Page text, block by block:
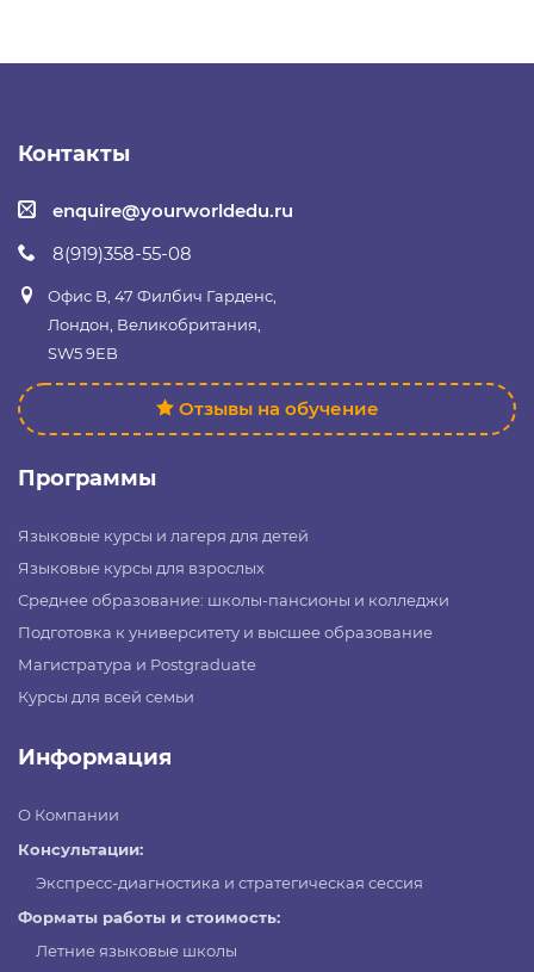
Контакты
enquire@yourworldedu.ru
8(919)358-55-08
Офис B, 47 Филбич Гарденс,
Лондон, Великобритания,
SW5 9EB
Отзывы на обучение
Программы
Языковые курсы и лагеря для детей
Языковые курсы для взрослых
Среднее образование: школы-пансионы и колледжи
Подготовка к университету и высшее образование
Магистратура и Postgraduate
Курсы для всей семьи
Информация
О Компании
Консультации:
Экспресс-диагностика и стратегическая сессия
Форматы работы и стоимость:
Летние языковые школы